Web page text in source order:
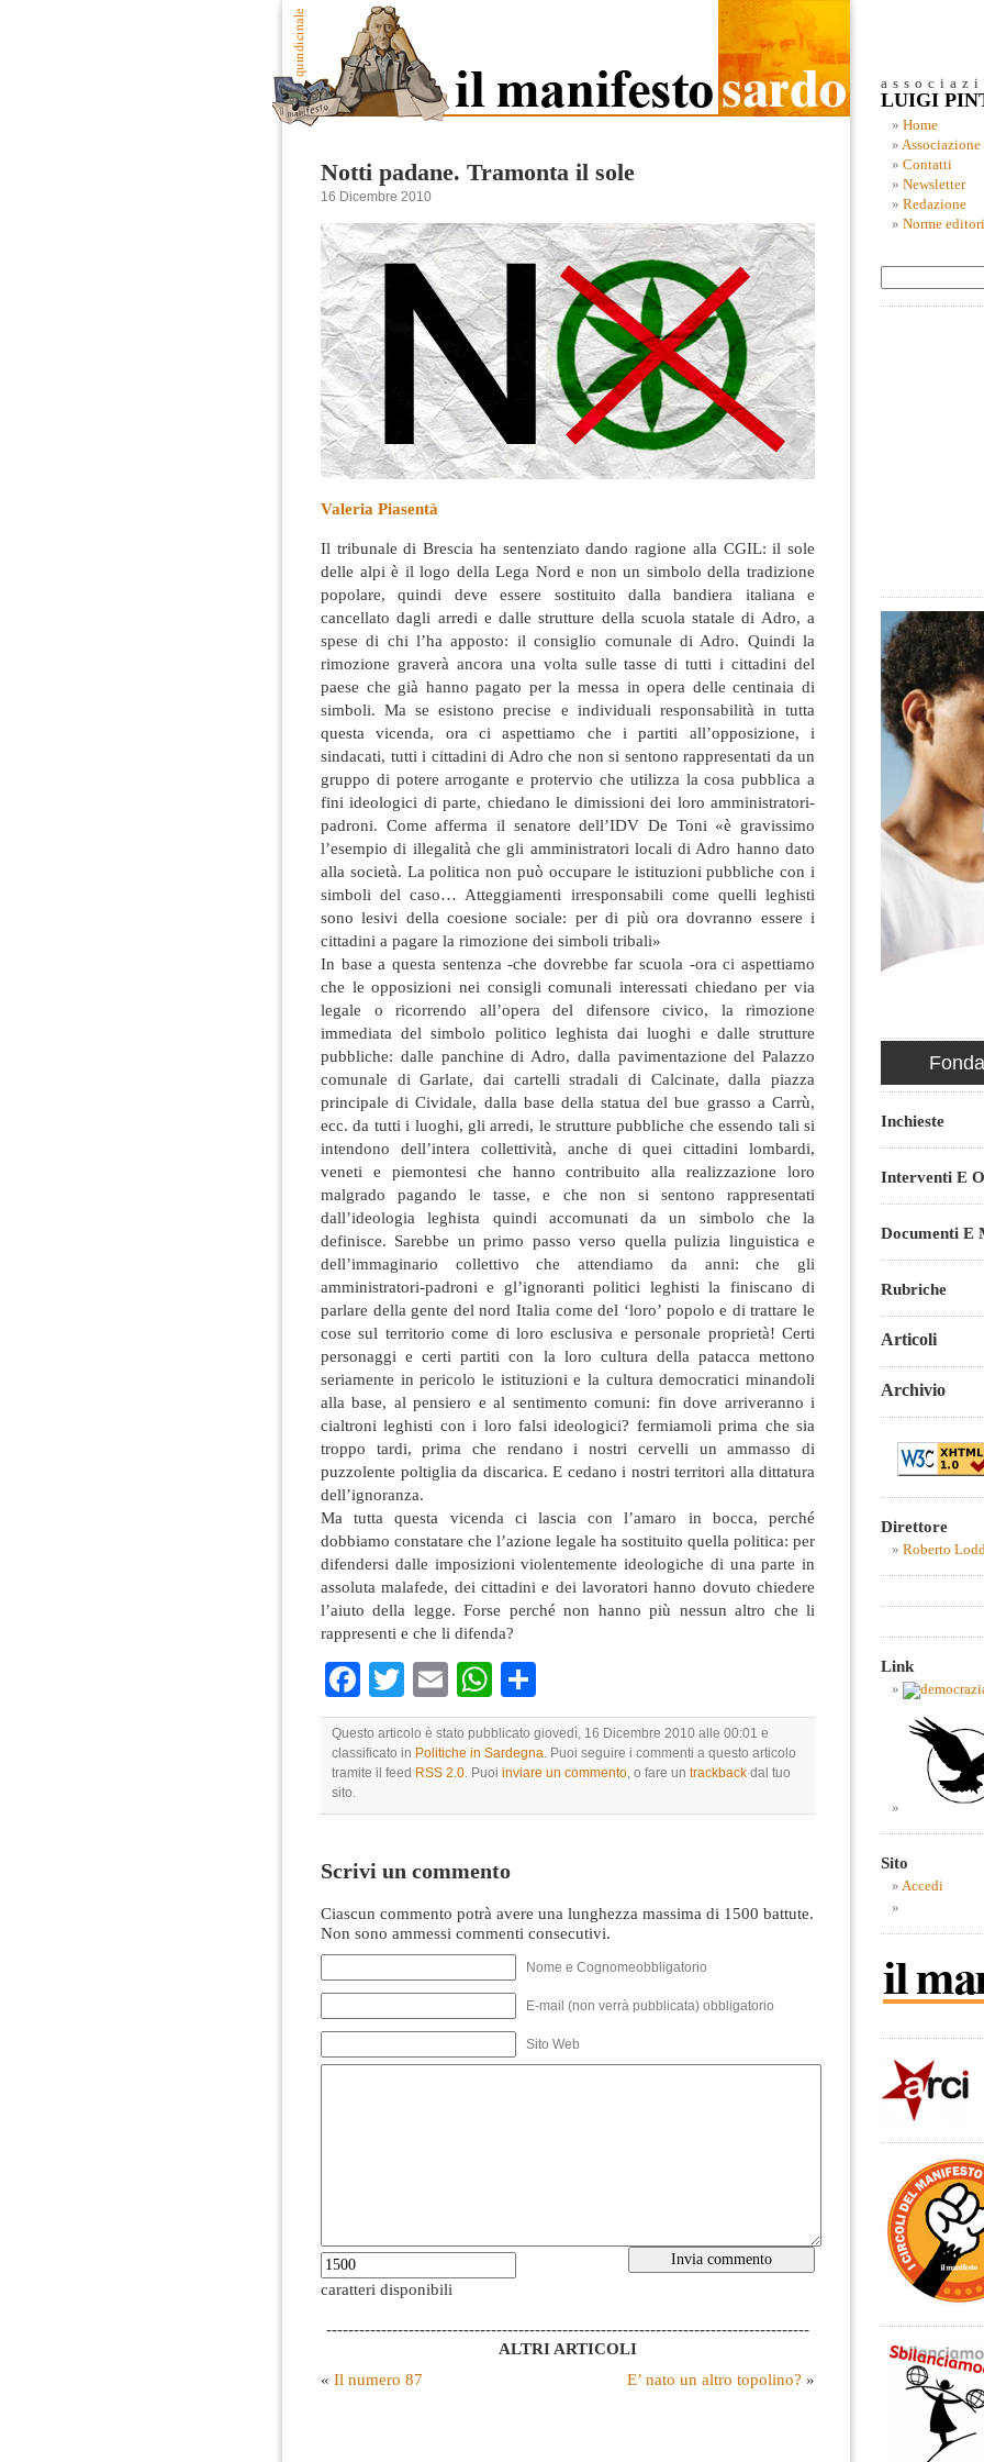
Notti padane. Tramonta il sole
16 Dicembre 2010
Valeria Piasentà
Il tribunale di Brescia ha sentenziato dando ragione alla CGIL: il sole
delle alpi è il logo della Lega Nord e non un simbolo della tradizione
popolare, quindi deve essere sostituito dalla bandiera italiana e
cancellato dagli arredi e dalle strutture della scuola statale di Adro, a
spese di chi l’ha apposto: il consiglio comunale di Adro. Quindi la
rimozione graverà ancora una volta sulle tasse di tutti i cittadini del
paese che già hanno pagato per la messa in opera delle centinaia di
simboli. Ma se esistono precise e individuali responsabilità in tutta
questa vicenda, ora ci aspettiamo che i partiti all’opposizione, i
sindacati, tutti i cittadini di Adro che non si sentono rappresentati da un
gruppo di potere arrogante e protervio che utilizza la cosa pubblica a
fini ideologici di parte, chiedano le dimissioni dei loro amministratori-
padroni. Come afferma il senatore dell’IDV De Toni «è gravissimo
l’esempio di illegalità che gli amministratori locali di Adro hanno dato
alla società. La politica non può occupare le istituzioni pubbliche con i
simboli del caso… Atteggiamenti irresponsabili come quelli leghisti
sono lesivi della coesione sociale: per di più ora dovranno essere i
cittadini a pagare la rimozione dei simboli tribali»
In base a questa sentenza -che dovrebbe far scuola -ora ci aspettiamo
che le opposizioni nei consigli comunali interessati chiedano per via
legale o ricorrendo all’opera del difensore civico, la rimozione
immediata del simbolo politico leghista dai luoghi e dalle strutture
pubbliche: dalle panchine di Adro, dalla pavimentazione del Palazzo
comunale di Garlate, dai cartelli stradali di Calcinate, dalla piazza
principale di Cividale, dalla base della statua del bue grasso a Carrù,
ecc. da tutti i luoghi, gli arredi, le strutture pubbliche che essendo tali si
intendono dell’intera collettività, anche di quei cittadini lombardi,
veneti e piemontesi che hanno contribuito alla realizzazione loro
malgrado pagando le tasse, e che non si sentono rappresentati
dall’ideologia leghista quindi accomunati da un simbolo che la
definisce. Sarebbe un primo passo verso quella pulizia linguistica e
dell’immaginario collettivo che attendiamo da anni: che gli
amministratori-padroni e gl’ignoranti politici leghisti la finiscano di
parlare della gente del nord Italia come del ‘loro’ popolo e di trattare le
cose sul territorio come di loro esclusiva e personale proprietà! Certi
personaggi e certi partiti con la loro cultura della patacca mettono
seriamente in pericolo le istituzioni e la cultura democratici minandoli
alla base, al pensiero e al sentimento comuni: fin dove arriveranno i
cialtroni leghisti con i loro falsi ideologici? fermiamoli prima che sia
troppo tardi, prima che rendano i nostri cervelli un ammasso di
puzzolente poltiglia da discarica. E cedano i nostri territori alla dittatura
dell’ignoranza.
Ma tutta questa vicenda ci lascia con l’amaro in bocca, perché
dobbiamo constatare che l’azione legale ha sostituito quella politica: per
difendersi dalle imposizioni violentemente ideologiche di una parte in
assoluta malafede, dei cittadini e dei lavoratori hanno dovuto chiedere
l’aiuto della legge. Forse perché non hanno più nessun altro che li
rappresenti e che li difenda?
Facebook
TwitterEmailWhatsApp
Questo articolo è stato pubblicato giovedì, 16 Dicembre 2010 alle 00:01 e
classificato in Politiche in Sardegna. Puoi seguire i commenti a questo articolo
tramite il feed RSS 2.0. Puoi inviare un commento, o fare un trackback dal tuo
sito.
Scrivi un commento
Ciascun commento potrà avere una lunghezza massima di 1500 battute.
Non sono ammessi commenti consecutivi.
Nome e Cognomeobbligatorio
E-mail (non verrà pubblicata) obbligatorio
Sito Web
caratteri disponibili
----------------------------------------------------------------------------------------
ALTRI ARTICOLI
« Il numero 87 E’ nato un altro topolino? »
LUIGI
Home
Associazione
Contatti
Newsletter
Redazione
Norme
Inchieste
Interventi E
Documenti E
Rubriche
Articoli
Archivio
Direttore
Roberto
Link
Sito
Accedi